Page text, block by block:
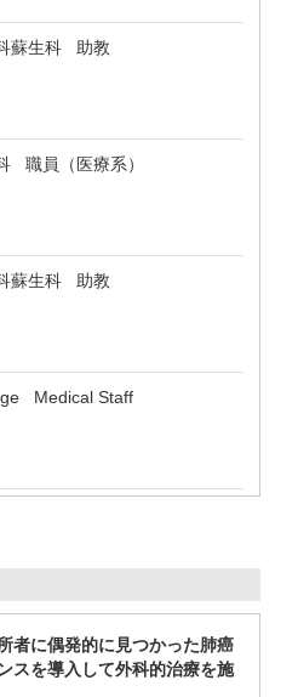
蘇生科 助教
職員（医療系）
蘇生科 助教
Medical Staff
者に偶発的に見つかった肺癌
スを導入して外科的治療を施